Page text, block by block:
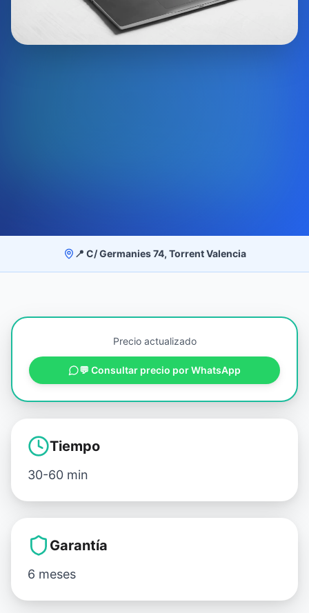
📍 C/ Germanies 74, Torrent Valencia
Precio actualizado
💬 Consultar precio por WhatsApp
Tiempo
30-60 min
Garantía
6 meses